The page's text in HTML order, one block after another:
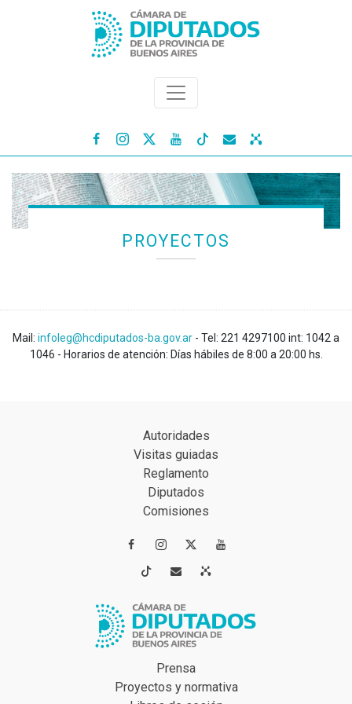
   
PROYECTOS
Mail: infoleg@hcdiputados-ba.gov.ar - Tel: 221 4297100 int: 1042 a
1046 - Horarios de atención: Días hábiles de 8:00 a 20:00 hs.
Autoridades
Visitas guiadas
Reglamento
Diputados
Comisiones
 
 
Prensa
Proyectos y normativa